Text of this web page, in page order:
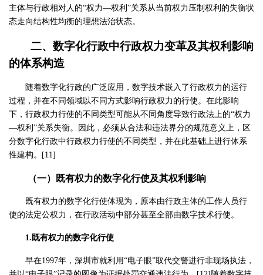
主体与行政相对人的“权力—权利”关系从当前权力压制权利的失衡状
态走向结构性均衡的理想法治状态。
二、数字化行政中行政权力变革及其权利影响
的体系构造
随着数字化行政的广泛应用，数字技术嵌入了行政权力的运行
过程，并在不同领域以不同方式影响行政权力的行使。在此影响
下，行政权力行使的不同类型可能从不同角度导致行政法上的“权力
—权利”关系失衡。因此，必须从合法和违法界分的规范意义上，区
分数字化行政中行政权力行使的不同类型，并在此基础上进行体系
性建构。[11]
（一）既有权力的数字化行使及其权利影响
既有权力的数字化行使体现为，原本由行政主体的工作人员行
使的法定公权力，在行政活动中部分甚至全部由数字技术行使。
1.既有权力的数字化行使
早在1997年，深圳市就利用“电子眼”取代交警进行非现场执法，